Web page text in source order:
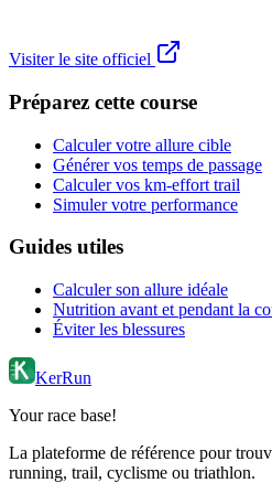
Visiter le site officiel
Préparez cette course
Calculer votre allure cible
Générer vos temps de passage
Calculer vos km-effort trail
Simuler votre performance
Guides utiles
Calculer son allure idéale
Nutrition avant et pendant la
Éviter les blessures
KerRun
Your race base!
La plateforme de référence pour
running, trail, cyclisme ou triathlon.